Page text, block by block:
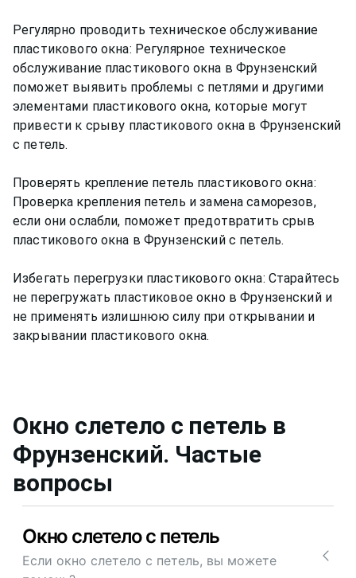
Регулярно проводить техническое обслуживание
пластикового окна: Регулярное техническое
обслуживание пластикового окна в Фрунзенский
поможет выявить проблемы с петлями и другими
элементами пластикового окна, которые могут
привести к срыву пластикового окна в Фрунзенский
с петель.
Проверять крепление петель пластикового окна:
Проверка крепления петель и замена саморезов,
если они ослабли, поможет предотвратить срыв
пластикового окна в Фрунзенский с петель.
Избегать перегрузки пластикового окна: Старайтесь
не перегружать пластиковое окно в Фрунзенский и
не применять излишнюю силу при открывании и
закрывании пластикового окна.
Окно слетело с петель в
Фрунзенский. Частые
вопросы
Окно слетело с петель
Если окно слетело с петель, вы можете